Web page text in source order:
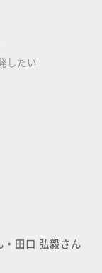
したい
田口 弘毅さん